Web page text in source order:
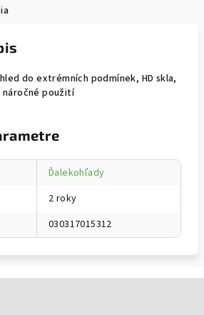
do extrémních podmínek, HD skla,
použití
Ďalekohľady
2 roky
030317015312